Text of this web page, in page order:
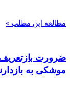
مطالعه این مطلب »
ضرورت بازتعریف
موشکی به